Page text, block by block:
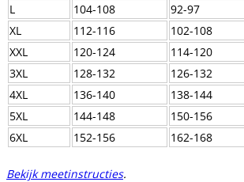
L
104-108
92-97
XL
112-116
102-108
XXL
120-124
114-120
3XL
128-132
126-132
4XL
136-140
138-144
5XL
144-148
150-156
6XL
152-156 162-168
Bekijk meetinstructies.